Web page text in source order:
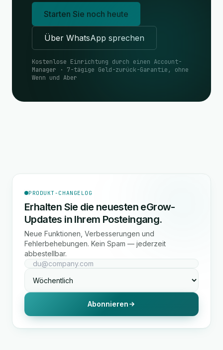
Starten Sie noch heute
Über WhatsApp sprechen
Kostenlose Einrichtung durch einen Account-
Manager · 7-tägige Geld-zurück-Garantie, ohne
Wenn und Aber
PRODUKT-CHANGELOG
Erhalten Sie die neuesten eGrow-
Updates in Ihrem Posteingang.
Neue Funktionen, Verbesserungen und
Fehlerbehebungen. Kein Spam — jederzeit
abbestellbar.
Abonnieren